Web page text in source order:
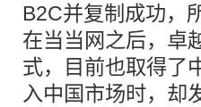
B2C并复制成功，
在当当网之后，卓
式，目前也取得了
入中国市场时，却